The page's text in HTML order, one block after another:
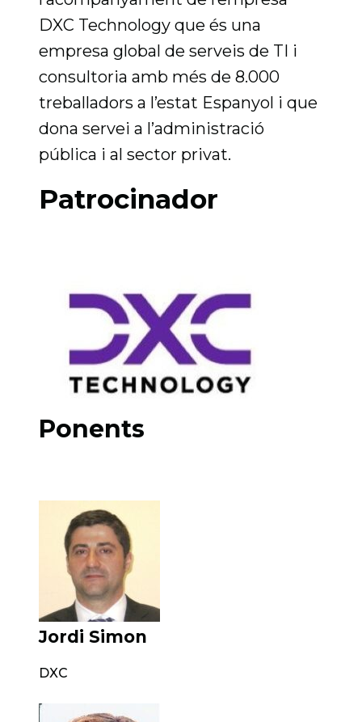
DXC Technology que és una
empresa global de serveis de TI i
consultoria amb més de 8.000
treballadors a l’estat Espanyol i que
dona servei a l’administració
pública i al sector privat.
Patrocinador
Ponents
Jordi Simon
DXC